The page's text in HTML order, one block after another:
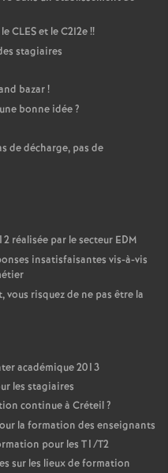
CLESet le C2I2e!!
stagiaires
bazar!
bonne idée?
de décharge, pas de
réalisée par le secteur EDM
insatisfaisantes vis-à-vis
vous risquez de ne pas être la
académique 2013
les stagiaires
continue à Créteil?
la formation des enseignants
pour les T1/T2
sur les lieux de formation